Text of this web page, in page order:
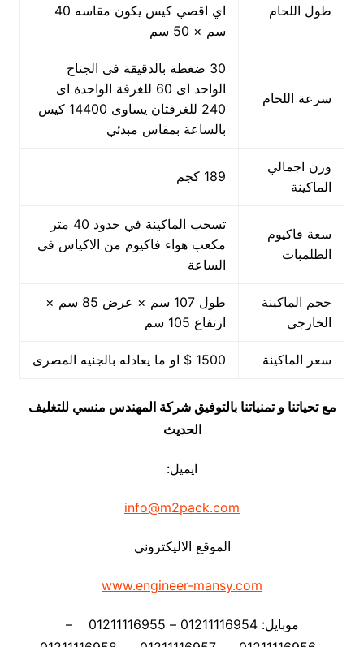
طول اللحام
اي اقصي كيس يكون مقاسه 40
سم × 50 سم
سرعة اللحام
30 ضغطة بالدقيقة فى الجناح
الواحد اى 60 للغرفة الواحدة اى
240 للغرفتان يساوى 14400 كيس
بالساعة بمقاس مبدئي
وزن اجمالي
الماكينة
189 كجم
سعة فاكيوم
الطلمبات
تسحب الماكينة في حدود 40 متر
مكعب هواء فاكيوم من الاكياس في
الساعة
حجم الماكينة
الخارجي
طول 107 سم × عرض 85 سم ×
ارتفاع 105 سم
سعر الماكينة 1500 $ او ما يعادله بالجنيه المصرى
مع تحياتنا و تمنياتنا بالتوفيق شركة المهندس منسي للتغليف
الحديث
ايميل:
info@m2pack.com
الموقع الاليكتروني
www.engineer-mansy.com
موبايل: 01211116954 – 01211116955 –